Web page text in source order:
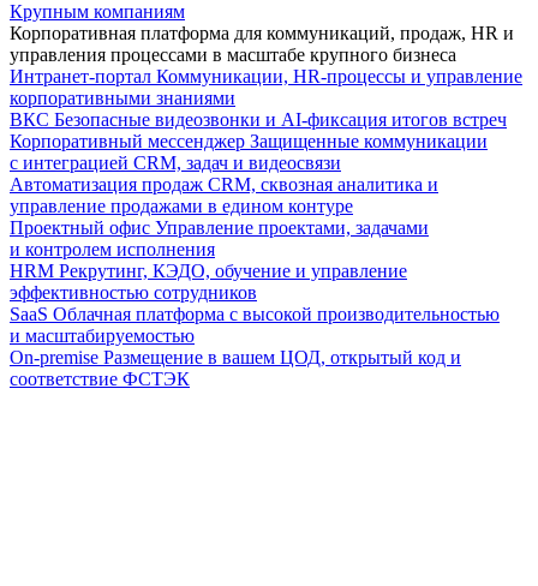
Крупным компаниям
Корпоративная платформа для коммуникаций, продаж, HR и
управления процессами в масштабе крупного бизнеса
Интранет-портал Коммуникации, HR-процессы и управление
корпоративными знаниями
ВКС Безопасные видеозвонки и AI-фиксация итогов встреч
Корпоративный мессенджер Защищенные коммуникации
с интеграцией CRM, задач и видеосвязи
Автоматизация продаж CRM, сквозная аналитика и
управление продажами в едином контуре
Проектный офис Управление проектами, задачами
и контролем исполнения
HRM Рекрутинг, КЭДО, обучение и управление
эффективностью сотрудников
SaaS Облачная платформа с высокой производительностью
и масштабируемостью
On-premise Размещение в вашем ЦОД, открытый код и
соответствие ФСТЭК